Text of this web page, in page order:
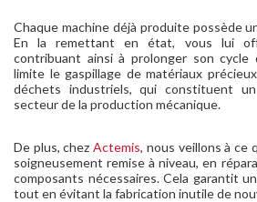
Chaque machine déjà produite possède
En la remettant en état, vous lui
contribuant ainsi à prolonger son cycle
limite le gaspillage de matériaux
déchets industriels, qui constituent
secteur de la production mécanique.
De plus, chezActemis, nous veillons à ce
soigneusement remise à niveau, en
composants nécessaires. Cela garantit
tout en évitant la fabrication inutile de